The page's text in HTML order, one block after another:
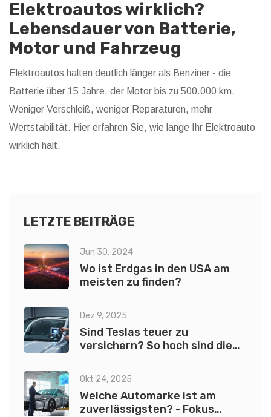
Elektroautos wirklich?
Lebensdauer von Batterie,
Motor und Fahrzeug
Elektroautos halten deutlich länger als Benziner - die
Batterie über 15 Jahre, der Motor bis zu 500.000 km.
Weniger Verschleiß, weniger Reparaturen, mehr
Wertstabilität. Hier erfahren Sie, wie lange Ihr Elektroauto
wirklich hält.
LETZTE BEITRÄGE
Jun 30, 2024
Wo ist Erdgas in den USA am
meisten zu finden?
Dez 9, 2025
Sind Teslas teuer zu
versichern? So hoch sind die
2025
Okt 24, 2025
Welche Automarke ist am
zuverlässigsten? - Fokus